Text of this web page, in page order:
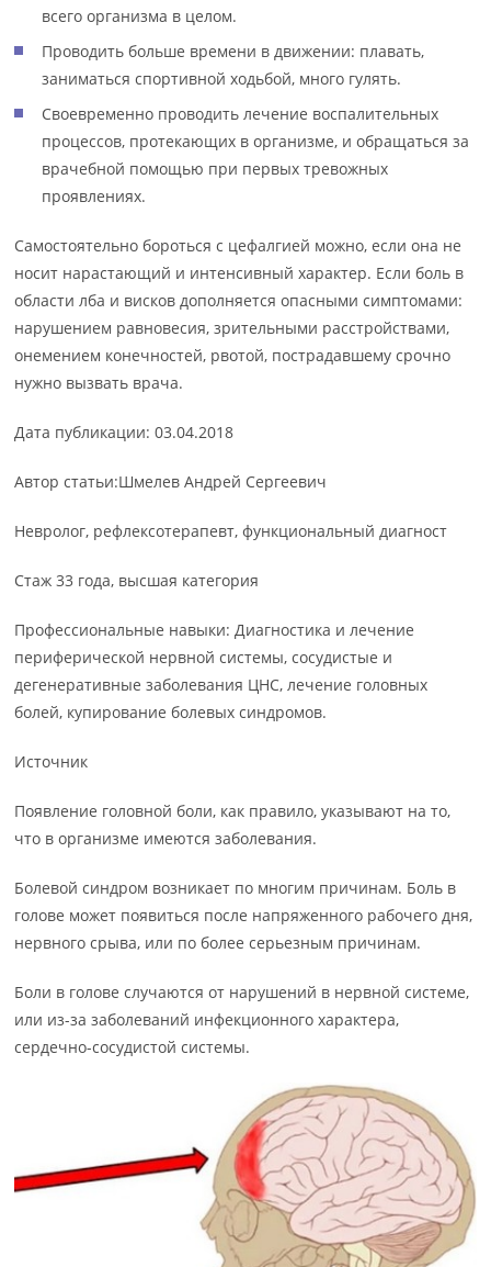
всего организма в целом.
Проводить больше времени в движении: плавать,
заниматься спортивной ходьбой, много гулять.
Своевременно проводить лечение воспалительных
процессов, протекающих в организме, и обращаться за
врачебной помощью при первых тревожных
проявлениях.
Самостоятельно бороться с цефалгией можно, если она не
носит нарастающий и интенсивный характер. Если боль в
области лба и висков дополняется опасными симптомами:
нарушением равновесия, зрительными расстройствами,
онемением конечностей, рвотой, пострадавшему срочно
нужно вызвать врача.
Дата публикации: 03.04.2018
Автор статьи:Шмелев Андрей Сергеевич
Невролог, рефлексотерапевт, функциональный диагност
Стаж 33 года, высшая категория
Профессиональные навыки: Диагностика и лечение
периферической нервной системы, сосудистые и
дегенеративные заболевания ЦНС, лечение головных
болей, купирование болевых синдромов.
Источник
Появление головной боли, как правило, указывают на то,
что в организме имеются заболевания.
Болевой синдром возникает по многим причинам. Боль в
голове может появиться после напряженного рабочего дня,
нервного срыва, или по более серьезным причинам.
Боли в голове случаются от нарушений в нервной системе,
или из-за заболеваний инфекционного характера,
сердечно-сосудистой системы.